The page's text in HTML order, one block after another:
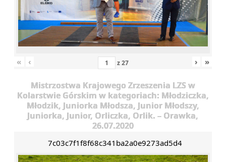
« ‹ z27 › »
Mistrzostwa Krajowego Zrzeszenia LZS w
Kolarstwie Górskim w kategoriach: Młodziczka,
Młodzik, Juniorka Młodsza, Junior Młodszy,
Juniorka, Junior, Orliczka, Orlik. – Orawka,
26.07.2020
7c03c7f1f8f68c341ba2a0e9273ad5d4